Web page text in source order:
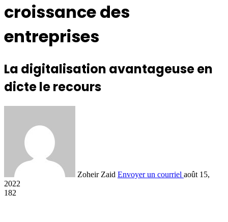
croissance des
entreprises
La digitalisation avantageuse en
dicte le recours
Zoheir Zaid Envoyer un courriel août 15,
2022
182